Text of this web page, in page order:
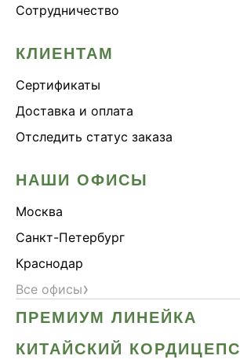
Сотрудничество
КЛИЕНТАМ
Сертификаты
Доставка и оплата
Отследить статус заказа
НАШИ ОФИСЫ
Москва
Санкт-Петербург
Краснодар
Все офисы›
ПРЕМИУМ ЛИНЕЙКА
КИТАЙСКИЙ КОРДИЦЕПС